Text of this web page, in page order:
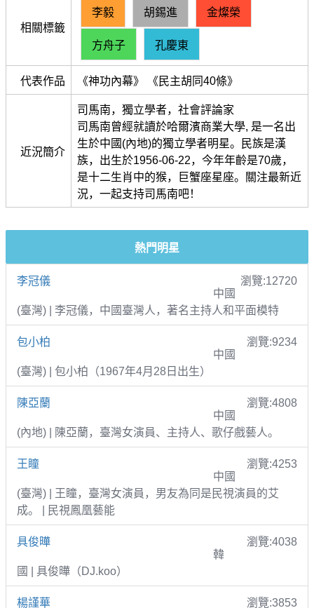
相關標籤
李毅 胡錫進 金燦榮
方舟子 孔慶東
代表作品 《神功內幕》 《民主胡同40條》
近況簡介
司馬南，獨立學者，社會評論家
司馬南曾經就讀於哈爾濱商業大學, 是一名出
生於中國(內地)的獨立學者明星。民族是漢
族，出生於1956-06-22，今年年齡是70歲，
是十二生肖中的猴，巨蟹座星座。關注最新近
況，一起支持司馬南吧！
熱門明星
李冠儀
瀏覽:12720
中國
(臺灣) | 李冠儀，中國臺灣人，著名主持人和平面模特
包小柏
瀏覽:9234
中國
(臺灣) | 包小柏（1967年4月28日出生）
陳亞蘭
瀏覽:4808
中國
(內地) | 陳亞蘭，臺灣女演員、主持人、歌仔戲藝人。
王瞳
瀏覽:4253
中國
(臺灣) | 王瞳，臺灣女演員，男友為同是民視演員的艾
成。 | 民視鳳凰藝能
具俊曄
瀏覽:4038
韓
國 | 具俊曄（DJ.koo）
楊謹華 瀏覽:3853